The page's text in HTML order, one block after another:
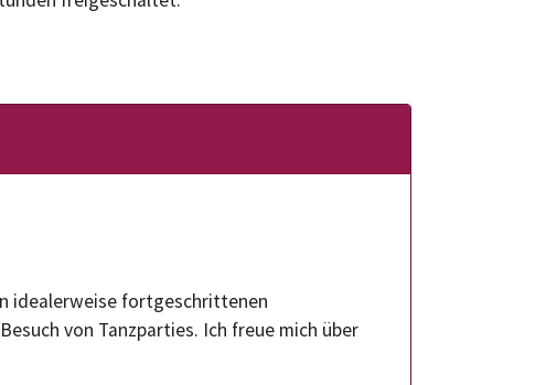
idealerweise fortgeschrittenen
von Tanzparties. Ich freue mich über